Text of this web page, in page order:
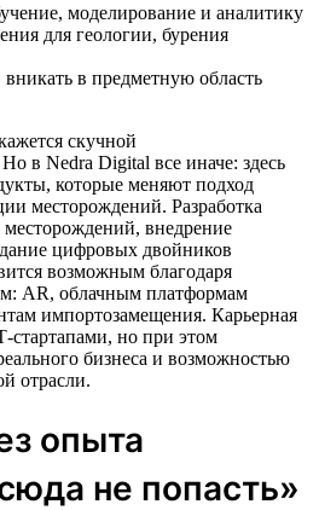
моделирование и аналитику
в предметную область
скучной
в Nedra Digital все иначе: здесь
которые меняют подход
месторождений. Разработка
внедрение
цифровых двойников
возможным благодаря
AR, облачным платформам
импортозамещения. Карьерная
стартапами, но при этом
бизнеса и возможностью
отрасли.
опыта
не попасть»